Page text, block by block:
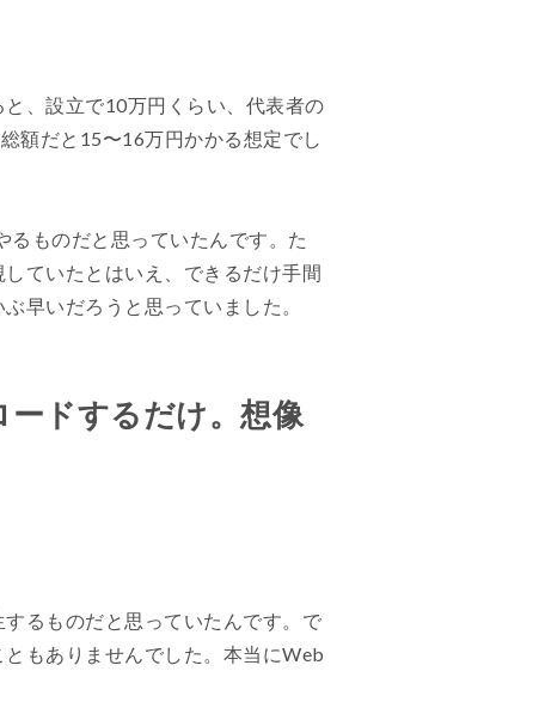
、設立で10万円くらい、代表者の
額だと15〜16万円かかる想定でし
ものだと思っていたんです。た
ていたとはいえ、できるだけ手間
早いだろうと思っていました。
ドするだけ。想像
るものだと思っていたんです。で
もありませんでした。本当にWeb